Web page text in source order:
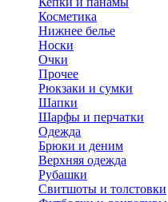
Косметика
Нижнее белье
Носки
Очки
Прочее
Рюкзаки и сумки
Шапки
Шарфы и перчатки
Одежда
Брюки и деним
Верхняя одежда
Рубашки
Свитшоты и толстовки